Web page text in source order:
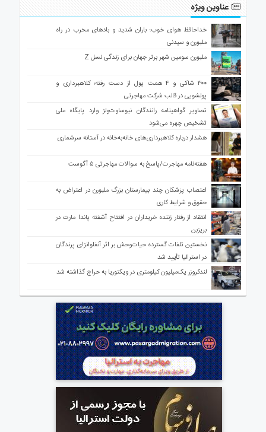
عناوین ویژه
خداحافظ هوای خوب؛ باران شدید و بادهای مخرب در راه
ملبورن و سیدنی
ملبورن سومین شهر برتر جهان برای زندگی نسل Z
۳۰۰ شاکی و ۴ همت پول از دست رفته؛ کلاهبرداری و
پولشویی در قالب شرکت مهاجرتی
تصاویر گواهینامه رانندگان نیوساوت‌ولز وارد پایگاه ملی
تشخیص چهره می‌شود
هشدار درباره کلاهبرداری‌های خانه‌به‌خانه در آستانه سرشماری
هفته‌نامه مهاجرت/پاسخ به سوالات مهاجرتی ۵ آگوست
اعتصاب پزشکان چند بیمارستان بزرگ ملبورن در اعتراض به
حقوق و شرایط کاری
انتقاد از رفتار زننده خریداران در افتتاح آشفته پاندا مارت در
بریزبن
نخستین تلفات گسترده حیات‌وحش بر اثر آنفلوانزای پرندگان
در استرالیا تأیید شد
لندکروزر یک‌میلیون کیلومتری در ویکتوریا به حراج گذاشته شد